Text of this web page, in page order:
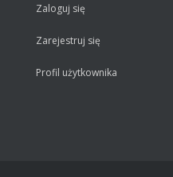
Zaloguj się
Zarejestruj się
Profil użytkownika